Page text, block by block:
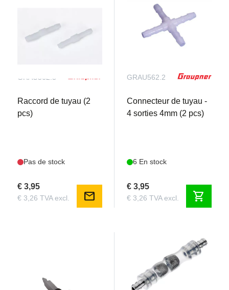
GRAU562.3
Raccord de tuyau (2
pcs)
Pas de stock
€ 3,95
€ 3,26 TVA excl. mail
GRAU562.2
Connecteur de tuyau -
4 sorties 4mm (2 pcs)
6 En stock
€ 3,95
€ 3,26 TVA excl. shopping_cart